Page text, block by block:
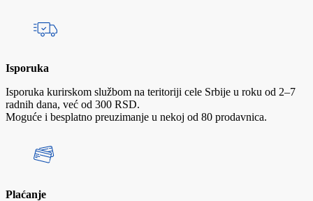
Isporuka
Isporuka kurirskom službom na teritoriji cele Srbije u roku od 2–7
radnih dana, već od 300 RSD.
Moguće i besplatno preuzimanje u nekoj od 80 prodavnica.
Plaćanje